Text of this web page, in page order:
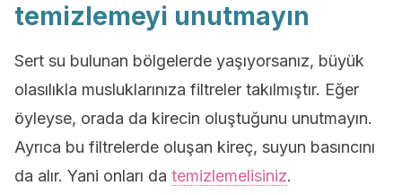
temizlemeyi unutmayın
Sert su bulunan bölgelerde yaşıyorsanız, büyük
olasılıkla musluklarınıza filtreler takılmıştır. Eğer
öyleyse, orada da kirecin oluştuğunu unutmayın.
Ayrıca bu filtrelerde oluşan kireç, suyun basıncını
da alır. Yani onları da temizlemelisiniz.